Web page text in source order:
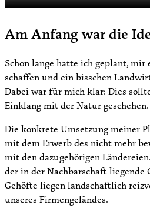
Am Anfang war die
Schon lange hatte ich geplant,
schaffen und ein bisschen
Dabei war für mich klar: Dies
Einklang mit der Natur geschehen.
Die konkrete Umsetzung meiner
mit dem Erwerb des nicht mehr
mit den dazugehörigen
der in der Nachbarschaft liegende
Gehöfte liegen landschaftlich
unseres Firmengeländes.